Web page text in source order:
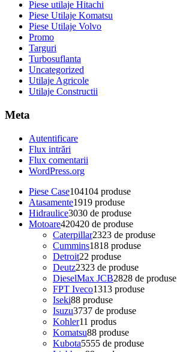
Piese utilaje Hitachi
Piese Utilaje Komatsu
Piese Utilaje Volvo
Promo
Targuri
Turbosuflanta
Uncategorized
Utilaje Agricole
Utilaje Constructii
Meta
Autentificare
Flux intrări
Flux comentarii
WordPress.org
Piese Case104104 produse
Atasamente1919 produse
Hidraulice3030 de produse
Motoare420420 de produse
Caterpillar2323 de produse
Cummins1818 produse
Detroit22 produse
Deutz2323 de produse
DieselMax JCB2828 de produse
FPT Iveco1313 produse
Iseki88 produse
Isuzu3737 de produse
Kohler11 produs
Komatsu88 produse
Kubota5555 de produse